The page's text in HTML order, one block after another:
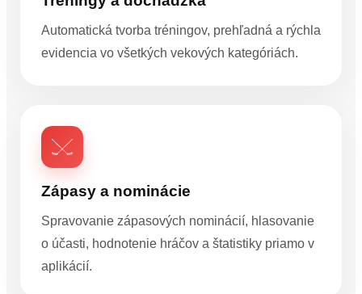
Automatická tvorba tréningov, prehľadná a rýchla
evidencia vo všetkých vekových kategóriách.
Zápasy a nominácie
Spravovanie zápasových nominácií, hlasovanie
o účasti, hodnotenie hráčov a štatistiky priamo v
aplikácií.